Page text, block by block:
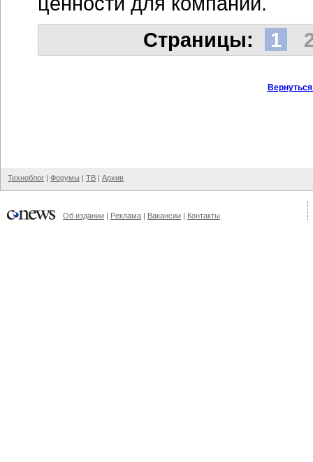
Cтраницы:
1
Техноблог | Форумы | ТВ | Архив
Об издании | Реклама | Вакансии | Контакты